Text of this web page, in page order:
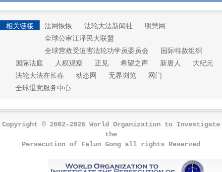
相关链接 法网恢恢 法轮大法新闻社
明慧网
全球公审江泽民大联盟
全球营救受迫害法轮功学员委员会
国际特赦组织
国际法庭
人权观察 正见 希望之声 新唐人
大纪元
法轮大法在长春
动态网 无界浏览
网门
全球退党服务中心
Copyright © 2002-2026 World Organization to Investigate
the
Persecution of Falun Gong all rights Reserved